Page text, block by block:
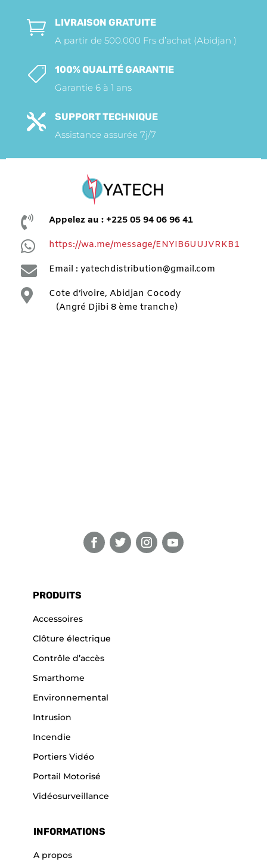

LIVRAISON GRATUITE
A partir de 500.000 Frs d’achat (Abidjan )

100% QUALITÉ GARANTIE
Garantie 6 à 1 ans

SUPPORT TECHNIQUE
Assistance assurée 7j/7
 Appelez au : +225 05 94 06 96 41
 https://wa.me/message/ENYIB6UUJVRKB1
 Email : yatechdistribution@gmail.com

Cote d’ivoire, Abidjan Cocody
(Angré Djibi 8 ème tranche)
PRODUITS
Accessoires
Clôture électrique
Contrôle d’accès
Smarthome
Environnemental
Intrusion
Incendie
Portiers Vidéo
Portail Motorisé
Vidéosurveillance
INFORMATIONS
A propos